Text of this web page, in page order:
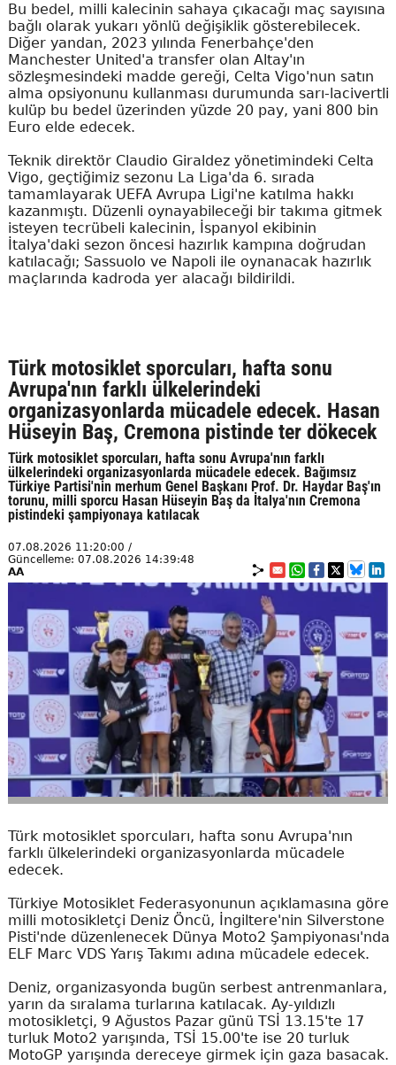
Bu bedel, milli kalecinin sahaya çıkacağı maç sayısına
bağlı olarak yukarı yönlü değişiklik gösterebilecek.
Diğer yandan, 2023 yılında Fenerbahçe'den
Manchester United'a transfer olan Altay'ın
sözleşmesindeki madde gereği, Celta Vigo'nun satın
alma opsiyonunu kullanması durumunda sarı-lacivertli
kulüp bu bedel üzerinden yüzde 20 pay, yani 800 bin
Euro elde edecek.
Teknik direktör Claudio Giraldez yönetimindeki Celta
Vigo, geçtiğimiz sezonu La Liga'da 6. sırada
tamamlayarak UEFA Avrupa Ligi'ne katılma hakkı
kazanmıştı. Düzenli oynayabileceği bir takıma gitmek
isteyen tecrübeli kalecinin, İspanyol ekibinin
İtalya'daki sezon öncesi hazırlık kampına doğrudan
katılacağı; Sassuolo ve Napoli ile oynanacak hazırlık
maçlarında kadroda yer alacağı bildirildi.
Türk motosiklet sporcuları, hafta sonu
Avrupa'nın farklı ülkelerindeki
organizasyonlarda mücadele edecek. Hasan
Hüseyin Baş, Cremona pistinde ter dökecek
Türk motosiklet sporcuları, hafta sonu Avrupa'nın farklı
ülkelerindeki organizasyonlarda mücadele edecek. Bağımsız
Türkiye Partisi'nin merhum Genel Başkanı Prof. Dr. Haydar Baş'ın
torunu, milli sporcu Hasan Hüseyin Baş da İtalya'nın Cremona
pistindeki şampiyonaya katılacak
07.08.2026 11:20:00 /
Güncelleme: 07.08.2026 14:39:48
AA
Türk motosiklet sporcuları, hafta sonu Avrupa'nın
farklı ülkelerindeki organizasyonlarda mücadele
edecek.
Türkiye Motosiklet Federasyonunun açıklamasına göre
milli motosikletçi Deniz Öncü, İngiltere'nin Silverstone
Pisti'nde düzenlenecek Dünya Moto2 Şampiyonası'nda
ELF Marc VDS Yarış Takımı adına mücadele edecek.
Deniz, organizasyonda bugün serbest antrenmanlara,
yarın da sıralama turlarına katılacak. Ay-yıldızlı
motosikletçi, 9 Ağustos Pazar günü TSİ 13.15'te 17
turluk Moto2 yarışında, TSİ 15.00'te ise 20 turluk
MotoGP yarışında dereceye girmek için gaza basacak.